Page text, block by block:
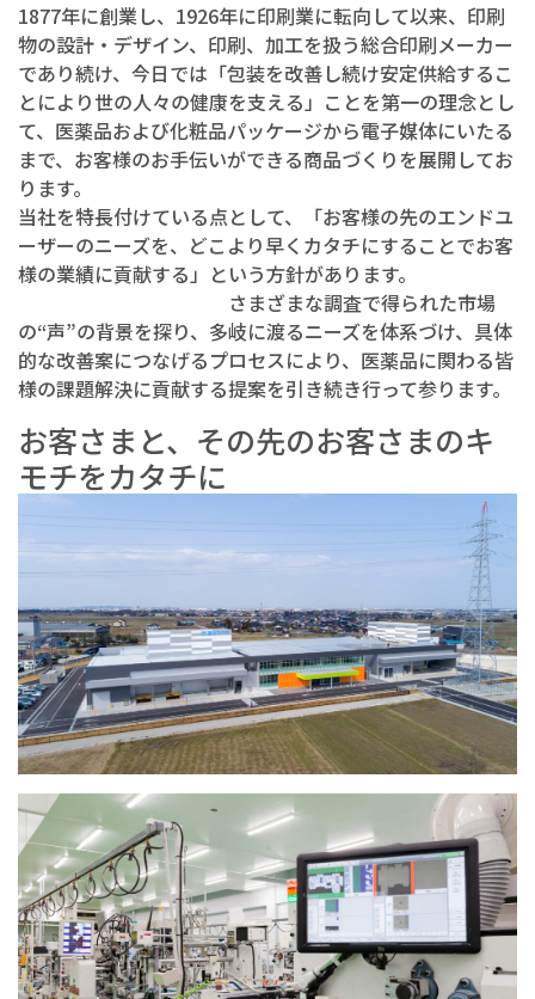
1877年に創業し、1926年に印刷業に転向して以来、印刷
物の設計・デザイン、印刷、加工を扱う総合印刷メーカー
であり続け、今日では「包装を改善し続け安定供給するこ
とにより世の人々の健康を支える」ことを第一の理念とし
て、医薬品および化粧品パッケージから電子媒体にいたる
まで、お客様のお手伝いができる商品づくりを展開してお
ります。
当社を特長付けている点として、「お客様の先のエンドユ
ーザーのニーズを、どこより早くカタチにすることでお客
様の業績に貢献する」という方針があります。
さまざまな調査で得られた市場
の“声”の背景を探り、多岐に渡るニーズを体系づけ、具体
的な改善案につなげるプロセスにより、医薬品に関わる皆
様の課題解決に貢献する提案を引き続き行って参ります。
お客さまと、その先のお客さまのキ
モチをカタチに